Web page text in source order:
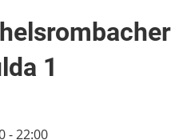
1
- 22:00